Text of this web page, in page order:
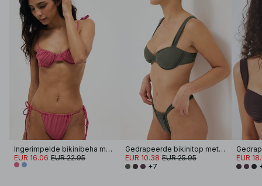
Ingerimpelde bikinibeha met strik op de schouder
EUR 16.06 EUR 22.95
Gedrapeerde bikinitop met brede band
EUR 10.38 EUR 25.95
+7
EUR